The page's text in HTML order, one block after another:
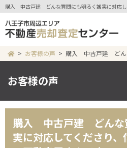
購入 中古戸建 どんな質問にも明るく誠実に対応し
お客様の声 購入 中古戸建 どん
お客様の声
購入 中古戸建 どんな
実に対応してくださり